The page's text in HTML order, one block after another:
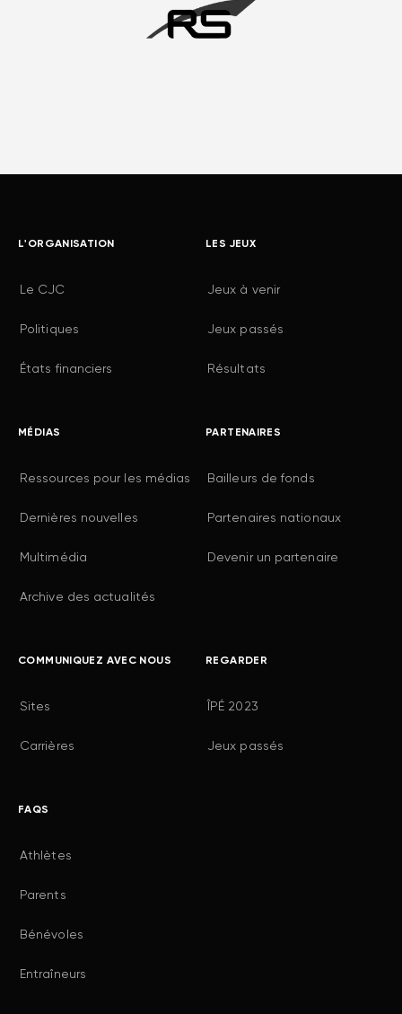
L'ORGANISATION
Le CJC
Politiques
États financiers
LES JEUX
Jeux à venir
Jeux passés
Résultats
MÉDIAS
Ressources pour les médias
Dernières nouvelles
Multimédia
Archive des actualités
PARTENAIRES
Bailleurs de fonds
Partenaires nationaux
Devenir un partenaire
COMMUNIQUEZ AVEC NOUS
Sites
Carrières
REGARDER
ÎPÉ 2023
Jeux passés
FAQS
Athlètes
Parents
Bénévoles
Entraîneurs